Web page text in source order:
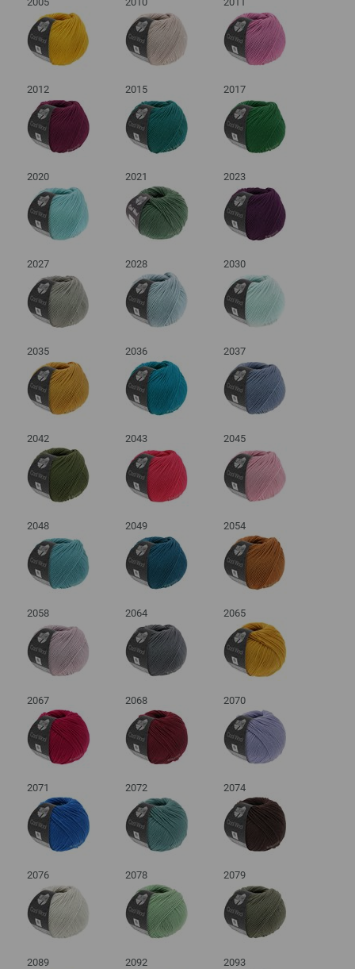
2012 2015 2017
2020 2021 2023
2027 2028 2030
2035 2036 2037
2042 2043 2045
2048 2049 2054
2058 2064 2065
2067 2068 2070
2071 2072 2074
2076 2078 2079
2089 2092 2093